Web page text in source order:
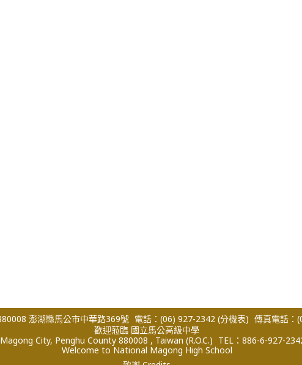
澎湖縣馬公市中華路369號 電話：(06) 927-2342 (分機表) 傳真電話：
歡迎蒞臨 國立馬公高級中學
City, Penghu County 880008 , Taiwan (R.O.C.) TEL：886-6-927-
Welcome to National Magong High School